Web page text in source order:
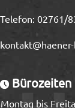
Telefon: 02761/
Bürozeiten
Montag bis